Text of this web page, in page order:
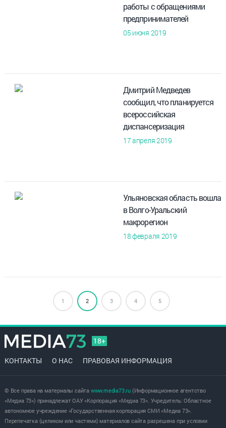
работы с обращениями
предпринимателей
05 июня 2019
Дмитрий Медведев
сообщил, что планируется
всероссийская
диспансеризация
17 апреля 2019
Ульяновская область вошла
в Волго-Уральский
макрорегион
18 февраля 2019
1 2 3 4 5
18+
КОНТАКТЫ О НАС ПРАВОВАЯ ИНФОРМАЦИЯ
© Все права на материалы сайта www.media73.ru(Информационное агентство
«Медиа 73») принадлежат ОАУ «Корпорация «Медиа 73». Учредитель: Областное
автономное учреждение «Государственная корпорация СМИ «Медиа 73».
Перепечатка (целиком или частями) материалов сайта разрешена при условии